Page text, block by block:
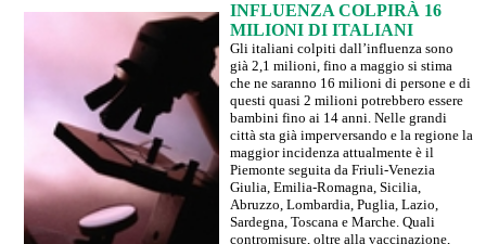
INFLUENZA COLPIRÀ 16
MILIONI DI ITALIANI
Gli italiani colpiti dall’influenza sono
già 2,1 milioni, fino a maggio si stima
che ne saranno 16 milioni di persone e di
questi quasi 2 milioni potrebbero essere
bambini fino ai 14 anni. Nelle grandi
città sta già imperversando e la regione la
maggior incidenza attualmente è il
Piemonte seguita da Friuli-Venezia
Giulia, Emilia-Romagna, Sicilia,
Abruzzo, Lombardia, Puglia, Lazio,
Sardegna, Toscana e Marche. Quali
contromisure, oltre alla vaccinazione,